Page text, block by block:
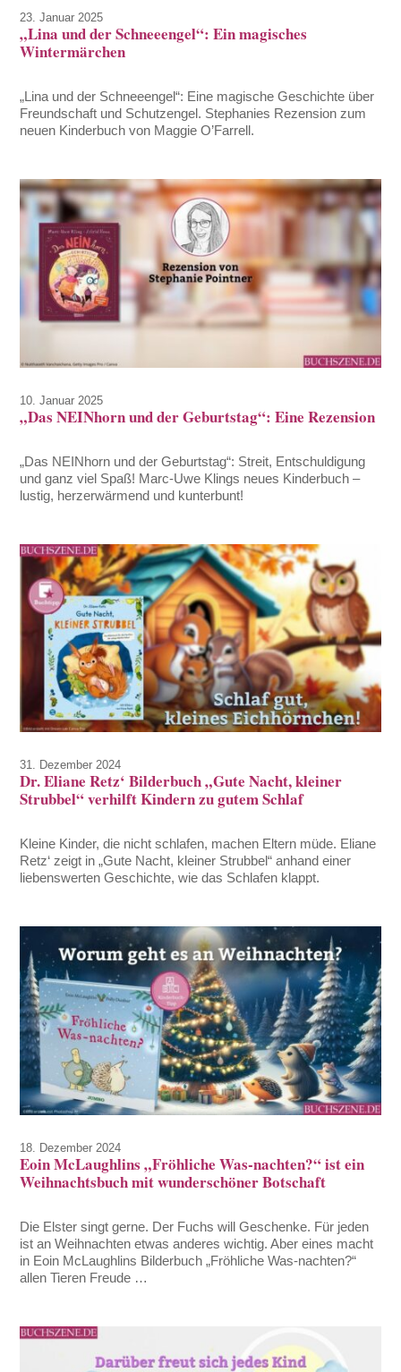
23. Januar 2025
„Lina und der Schneeengel“: Ein magisches
Wintermärchen
„Lina und der Schneeengel“: Eine magische Geschichte über
Freundschaft und Schutzengel. Stephanies Rezension zum
neuen Kinderbuch von Maggie O’Farrell.
10. Januar 2025
„Das NEINhorn und der Geburtstag“: Eine Rezension
„Das NEINhorn und der Geburtstag“: Streit, Entschuldigung
und ganz viel Spaß! Marc-Uwe Klings neues Kinderbuch –
lustig, herzerwärmend und kunterbunt!
31. Dezember 2024
Dr. Eliane Retz‘ Bilderbuch „Gute Nacht, kleiner
Strubbel“ verhilft Kindern zu gutem Schlaf
Kleine Kinder, die nicht schlafen, machen Eltern müde. Eliane
Retz‘ zeigt in „Gute Nacht, kleiner Strubbel“ anhand einer
liebenswerten Geschichte, wie das Schlafen klappt.
18. Dezember 2024
Eoin McLaughlins „Fröhliche Was-nachten?“ ist ein
Weihnachtsbuch mit wunderschöner Botschaft
Die Elster singt gerne. Der Fuchs will Geschenke. Für jeden
ist an Weihnachten etwas anderes wichtig. Aber eines macht
in Eoin McLaughlins Bilderbuch „Fröhliche Was-nachten?“
allen Tieren Freude …